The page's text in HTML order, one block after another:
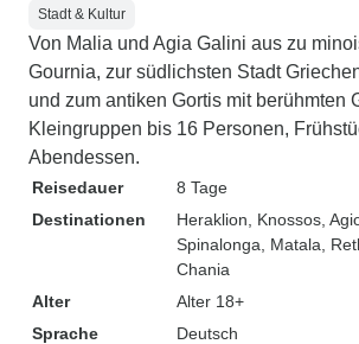
Stadt & Kultur
Von Malia und Agia Galini aus zu
Gournia, zur südlichsten Stadt
und zum antiken Gortis mit berühmten
Kleingruppen bis 16 Personen,
Abendessen.
Reisedauer
8 Tage
Destinationen
Heraklion , Knossos ,
Spinalonga , Matala ,
Chania
Alter
Alter 18+
Sprache
Deutsch